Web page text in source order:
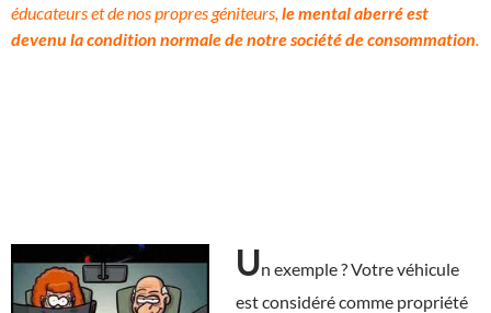
éducateurs et de nos propres géniteurs, le mental aberré est
devenu la condition normale de notre société de consommation
Un exemple ? Votre véhicule
est considéré comme propriété